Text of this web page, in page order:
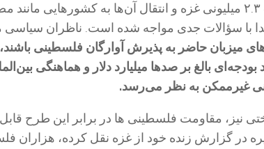
ایده تخلیه جمعیت ۲.۳ میلیونی غزه و انتقال آن‌ها به کشورهایی
با سؤالات جدی مواجه شده است. ناظران سیاسی
میزبان حاضر به پذیرش آوارگان فلسطینی
بودجه‌ای بالغ بر صدها میلیارد دلار و هماهنگی
غیرممکن به نظر می‌رسد.
نیز، مقاومت فلسطینی ها در برابر این طرح
در گزارش زنده خود از غزه نقل کرده، هزاران